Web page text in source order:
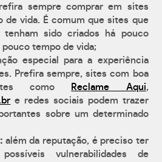
sempre comprar em sites
de vida. É comum que sites que
tenham sido criados há pouco
tempo de vida;
especial para a experiência
Prefira sempre, sites com boa
como
Reclame Aqui,
e redes sociais podem trazer
sobre um determinado
além da reputação, é preciso ter
vulnerabilidades de